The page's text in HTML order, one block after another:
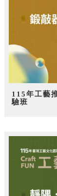
115年工藝
驗班